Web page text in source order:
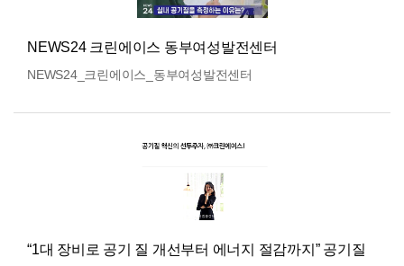
NEWS24 크린에이스 동부여성발전센터
NEWS24_크린에이스_동부여성발전센터
“1대 장비로 공기 질 개선부터 에너지 절감까지” 공기질